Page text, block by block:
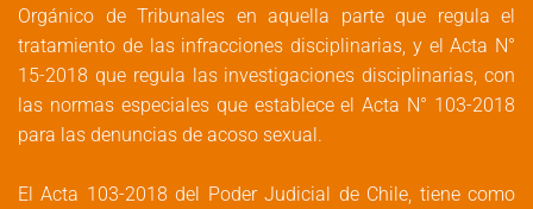
Orgánico de Tribunales en aquella parte que regula el
tratamiento de las infracciones disciplinarias, y el Acta N°
15-2018 que regula las investigaciones disciplinarias, con
las normas especiales que establece el Acta N° 103-2018
para las denuncias de acoso sexual.
El Acta 103-2018 del Poder Judicial de Chile, tiene como